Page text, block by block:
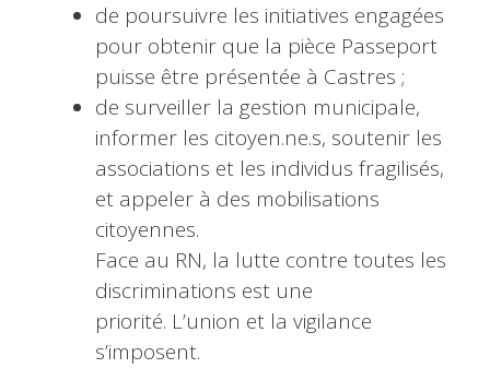
de poursuivre les initiatives engagées
pour obtenir que la pièce Passeport
puisse être présentée à Castres ;
de surveiller la gestion municipale,
informer les citoyen.ne.s, soutenir les
associations et les individus fragilisés,
et appeler à des mobilisations
citoyennes.
Face au RN, la lutte contre toutes les
discriminations est une
priorité. L’union et la vigilance
s’imposent.